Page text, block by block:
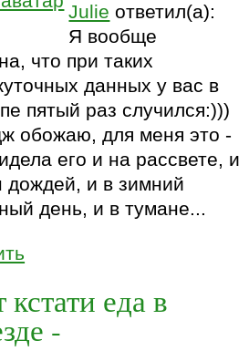
Julie ответил(а):
Я вообще
что при таких
данных у вас в
пятый раз случился:)))
обожаю, для меня это -
его и на рассвете, и
дождей, и в зимний
день, и в тумане...
кстати еда в
-